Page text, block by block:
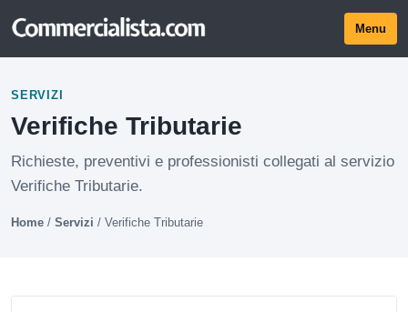
Menu
SERVIZI
Verifiche Tributarie
Richieste, preventivi e professionisti collegati al servizio
Verifiche Tributarie.
Home / Servizi / Verifiche Tributarie